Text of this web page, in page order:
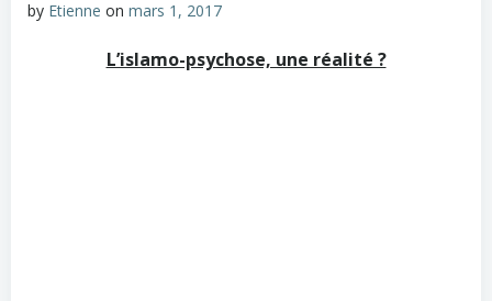
by Etienne on mars 1, 2017
L’islamo-psychose, une réalité ?